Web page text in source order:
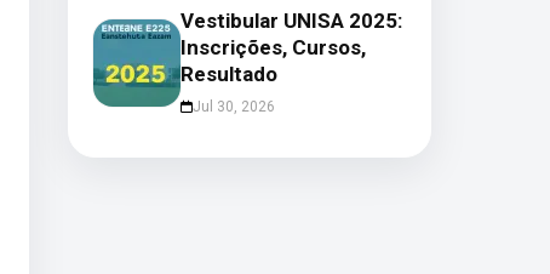
Vestibular UNISA 2025:
Inscrições, Cursos,
Resultado
Jul 30, 2026